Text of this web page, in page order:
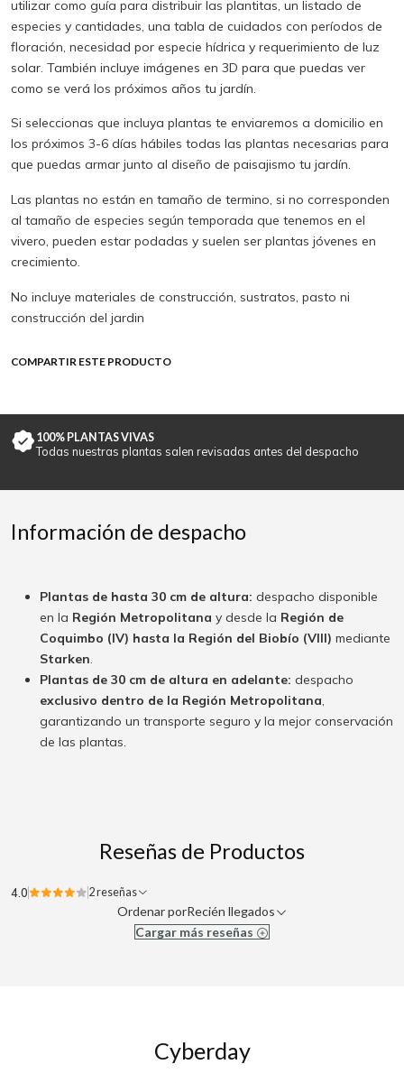
utilizar como guía para distribuir las plantitas, un listado de
especies y cantidades, una tabla de cuidados con períodos de
floración, necesidad por especie hídrica y requerimiento de luz
solar. También incluye imágenes en 3D para que puedas ver
como se verá los próximos años tu jardín.
Si seleccionas que incluya plantas te enviaremos a domicilio en
los próximos 3-6 días hábiles todas las plantas necesarias para
que puedas armar junto al diseño de paisajismo tu jardín.
Las plantas no están en tamaño de termino, si no corresponden
al tamaño de especies según temporada que tenemos en el
vivero, pueden estar podadas y suelen ser plantas jóvenes en
crecimiento.
No incluye materiales de construcción, sustratos, pasto ni
construcción del jardin
COMPARTIR ESTE PRODUCTO
100% PLANTAS VIVAS
Todas nuestras plantas salen revisadas antes del despacho
Información de despacho
Plantas de hasta 30 cm de altura: despacho disponible
en la Región Metropolitana y desde la Región de
Coquimbo (IV) hasta la Región del Biobío (VIII) mediante
Starken.
Plantas de 30 cm de altura en adelante: despacho
exclusivo dentro de la Región Metropolitana,
garantizando un transporte seguro y la mejor conservación
de las plantas.
Reseñas de Productos
4.0 2 reseñas
Ordenar porRecién llegados
Cargar más reseñas
Cyberday